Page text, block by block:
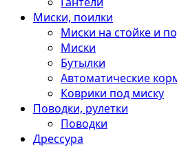
Миски, поилки
Миски на стойке и
Миски
Бутылки
Автоматические
Коврики под миску
Поводки, рулетки
Поводки
Дрессура